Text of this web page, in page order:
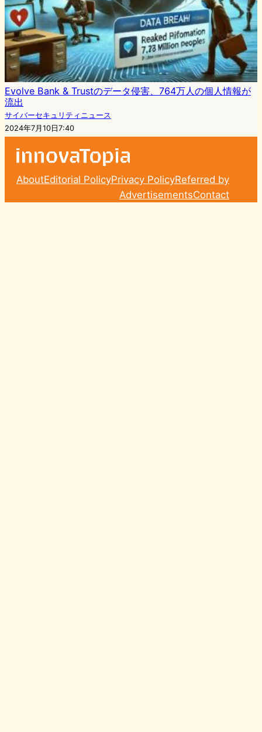
Evolve Bank & Trustのデータ侵害、764万人の個人情報が
流出
サイバーセキュリティニュース
2024年7月10日7:40
AboutEditorial PolicyPrivacy PolicyReferred by
AdvertisementsContact